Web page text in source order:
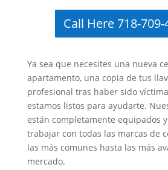
Call Here 718-709-
Ya sea que necesites una nueva
apartamento, una copia de tus
profesional tras haber sido
estamos listos para ayudarte.
están completamente equipados
trabajar con todas las marcas de
las más comunes hasta las más
mercado.